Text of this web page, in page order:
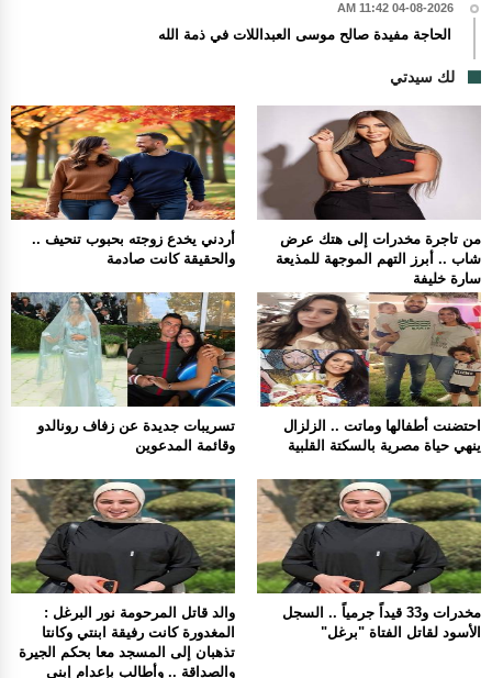
04-08-2026 11:42 AM
الحاجة مفيدة صالح موسى العبداللات في ذمة الله
لك سيدتي
أردني يخدع زوجته بحبوب تنحيف ..
والحقيقة كانت صادمة
من تاجرة مخدرات إلى هتك عرض
شاب .. أبرز التهم الموجهة للمذيعة
سارة خليفة
تسريبات جديدة عن زفاف رونالدو
وقائمة المدعوين
احتضنت أطفالها وماتت .. الزلزال
ينهي حياة مصرية بالسكتة القلبية
والد قاتل المرحومة نور البرغل :
المغدورة كانت رفيقة ابنتي وكانتا
تذهبان إلى المسجد معا بحكم الجيرة
والصداقة .. وأطالب بإعدام إبني
مخدرات و33 قيداً جرمياً .. السجل
الأسود لقاتل الفتاة "برغل"